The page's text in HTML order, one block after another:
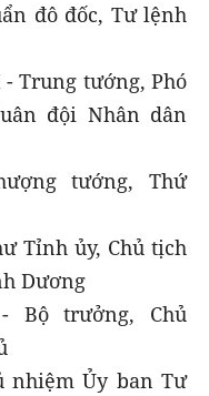
đô đốc, Tư lệnh
- Trung tướng, Phó
đội Nhân dân
tướng, Thứ
Tỉnh ủy, Chủ tịch
Dương
- Bộ trưởng, Chủ
nhiệm Ủy ban Tư